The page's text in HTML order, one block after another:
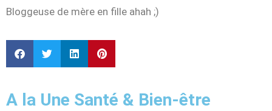
Bloggeuse de mère en fille ahah ;)
A la Une Santé & Bien-être